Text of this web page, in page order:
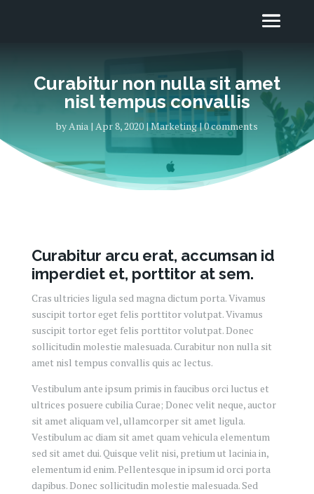
Curabitur non nulla sit amet
nisl tempus convallis
byAnia Apr 8, 2020 Marketing 0 comments
Curabitur arcu erat, accumsan id
imperdiet et, porttitor at sem.
Cras ultricies ligula sed magna dictum porta. Vivamus
suscipit tortor eget felis porttitor volutpat. Vivamus
suscipit tortor eget felis porttitor volutpat. Donec
sollicitudin molestie malesuada. Curabitur non nulla sit
amet nisl tempus convallis quis ac lectus.
Vestibulum ante ipsum primis in faucibus orci luctus et
ultrices posuere cubilia Curae; Donec velit neque, auctor
sit amet aliquam vel, ullamcorper sit amet ligula.
Vestibulum ac diam sit amet quam vehicula elementum
sed sit amet dui. Quisque velit nisi, pretium ut lacinia in,
elementum id enim. Pellentesque in ipsum id orci porta
dapibus. Donec sollicitudin molestie malesuada. Sed